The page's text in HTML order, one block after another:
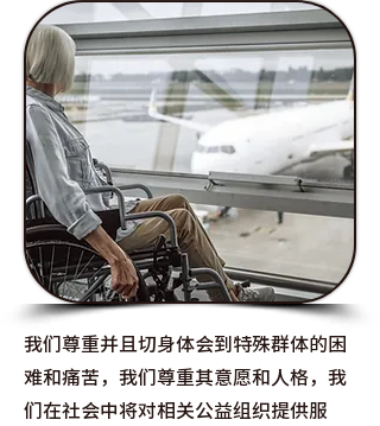
我们尊重并且切身体会到特殊群体的困
难和痛苦，我们尊重其意愿和人格，我
们在社会中将对相关公益组织提供服